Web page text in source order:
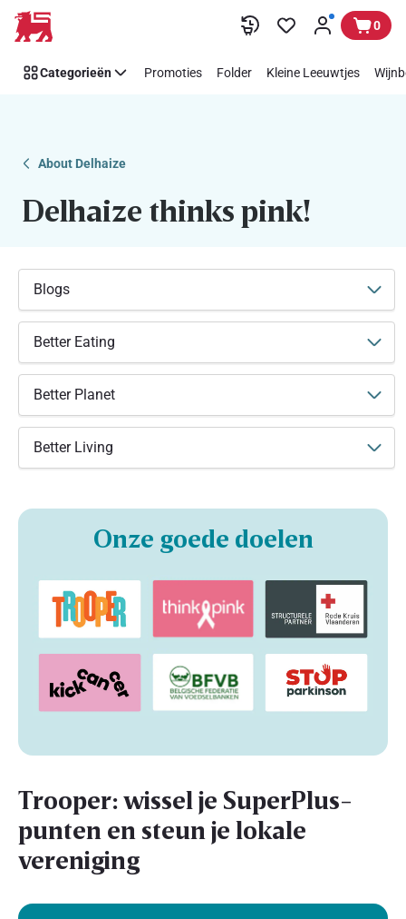
Overslaan
Makkelijk
Think
steunen
0
Categorieën Promoties Folder Kleine Leeuwtjes
About Delhaize
Delhaize thinks pink!
Blogs
Better Eating
Better Planet
Better Living
Onze goede doelen
Trooper: wissel je SuperPlus-
punten en steun je lokale
vereniging